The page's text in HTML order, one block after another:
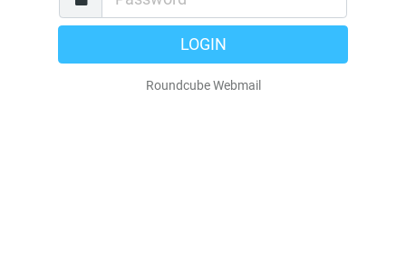
LOGIN
Roundcube Webmail